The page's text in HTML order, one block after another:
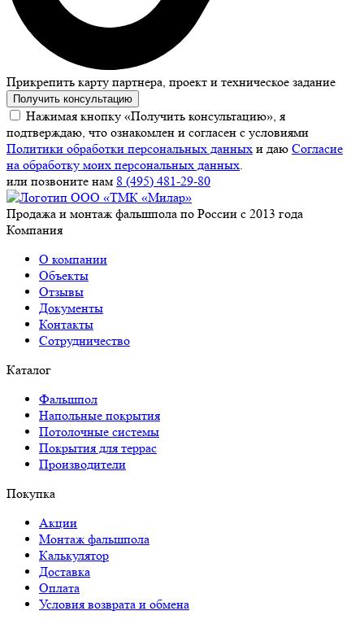
Прикрепить карту партнера, проект и техническое задание
Получить консультацию
Нажимая кнопку «Получить консультацию», я
подтверждаю, что ознакомлен и согласен с условиями
Политики обработки персональных данных и даю Согласие
на обработку моих персональных данных
или позвоните нам 8 (495) 481-29-80
Продажа и монтаж фальшпола по России с 2013 года
Компания
О компании
Объекты
Отзывы
Документы
Контакты
Сотрудничество
Каталог
Фальшпол
Напольные покрытия
Потолочные системы
Покрытия для террас
Производители
Покупка
Акции
Монтаж фальшпола
Калькулятор
Доставка
Оплата
Условия возврата и обмена